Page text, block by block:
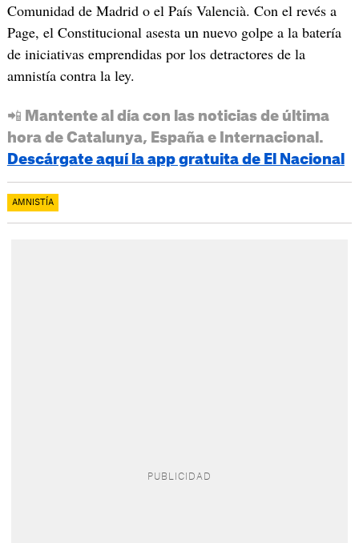
Comunidad de Madrid o el País Valencià. Con el revés a
Page, el Constitucional asesta un nuevo golpe a la batería
de iniciativas emprendidas por los detractores de la
amnistía contra la ley.
📲 Mantente al día con las noticias de última
hora de Catalunya, España e Internacional.
Descárgate aquí la app gratuita de El Nacional
AMNISTÍA